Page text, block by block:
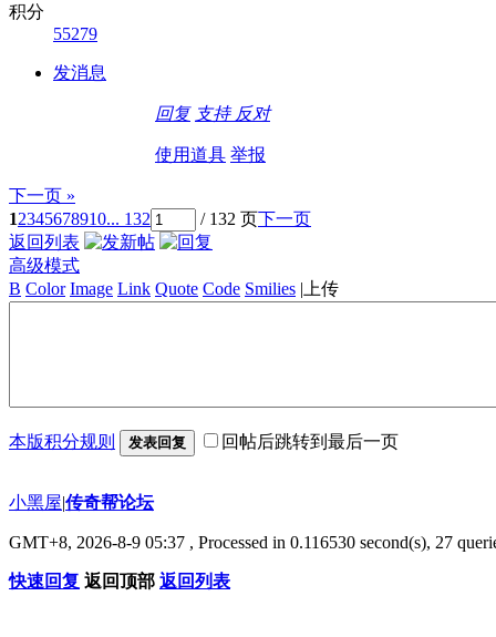
积分
55279
发消息
回复 支持 反对
使用道具 举报
下一页 »
12345678910... 132 / 132 页下一页
返回列表
高级模式
B Color Image Link Quote Code Smilies | 上传
本版积分规则 发表回复 回帖后跳转到最后一页
小黑屋|传奇帮论坛
GMT+8, 2026-8-9 05:37 , Processed in 0.116530 second(s), 27
快速回复 返回顶部 返回列表